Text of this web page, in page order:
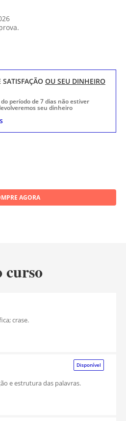
AGORA
OU SEU DINHEIRO
período de 7 dias não estiver
seu dinheiro
curso
crase.
Disponível
e estrutura das palavras.